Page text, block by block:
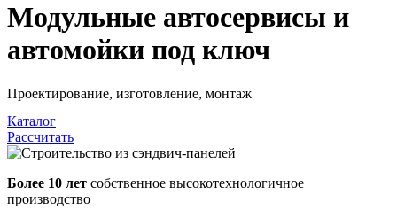
Модульные автосервисы и
автомойки под ключ
Проектирование, изготовление, монтаж
Каталог
Рассчитать
Более 10 лет собственное высокотехнологичное
производство